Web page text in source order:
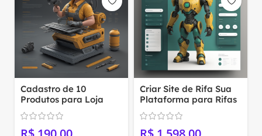
Cadastro de 10
Produtos para Loja
Virtual
Criar Site de Rifa Sua
Plataforma para Rifas
Online 02